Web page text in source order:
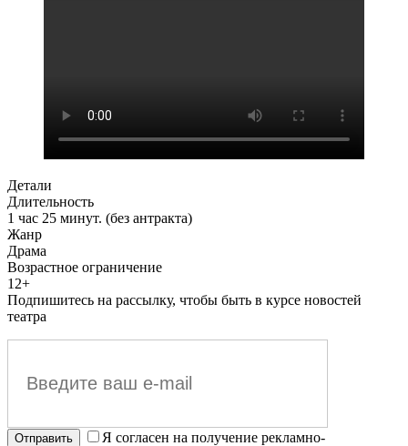
Детали
Длительность
1 час 25 минут. (без антракта)
Жанр
Драма
Возрастное ограничение
12+
Подпишитесь на рассылку, чтобы быть в курсе новостей
театра
Я согласен на получение рекламно-